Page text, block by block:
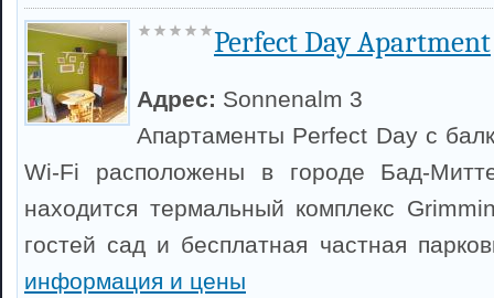
Perfect Day Apartment
Адрес: Sonnenalm 3
Апартаменты Perfect Day с
Wi-Fi расположены в городе Бад-
находится термальный комплекс
гостей сад и бесплатная частная
информация и цены